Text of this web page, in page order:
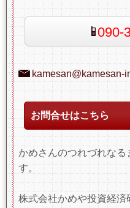
090-
kamesan@kamesan-
お問合せはこちら
かめさんのつれづれな
す。
株式会社かめや投資経